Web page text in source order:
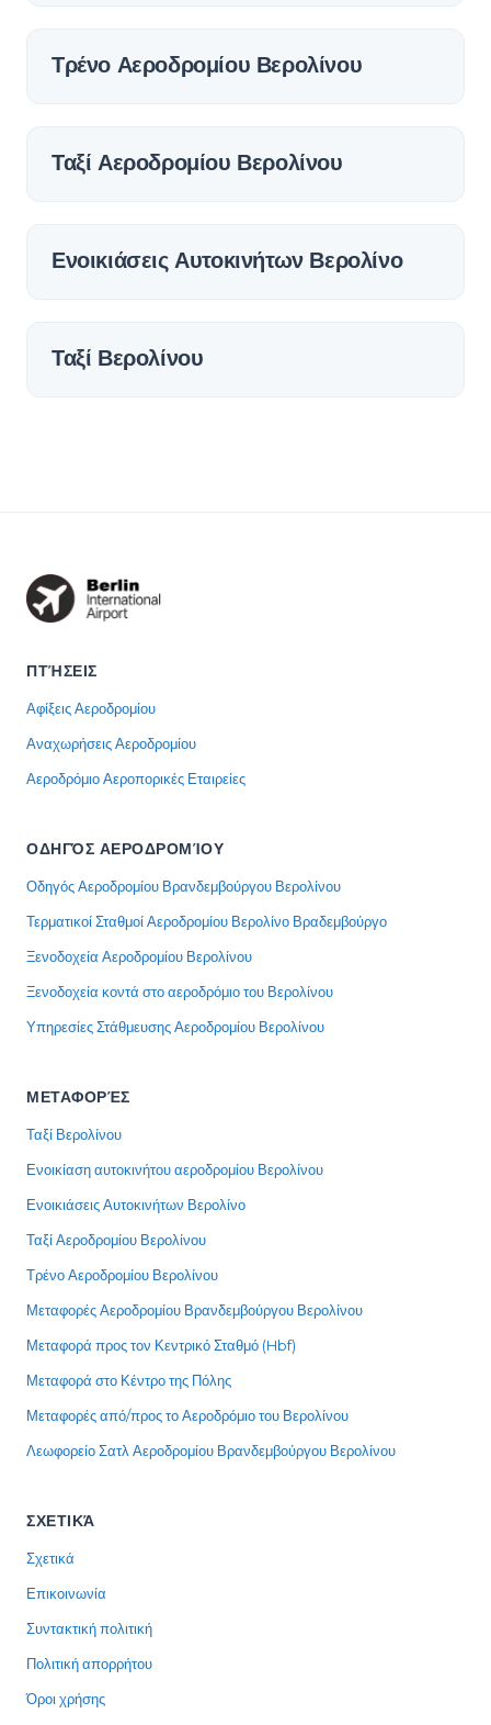
Τρένο Αεροδρομίου Βερολίνου
Ταξί Αεροδρομίου Βερολίνου
Ενοικιάσεις Αυτοκινήτων Βερολίνο
Ταξί Βερολίνου
ΠΤΉΣΕΙΣ
Αφίξεις Αεροδρομίου
Αναχωρήσεις Αεροδρομίου
Αεροδρόμιο Αεροπορικές Εταιρείες
ΟΔΗΓΌΣ ΑΕΡΟΔΡΟΜΊΟΥ
Οδηγός Αεροδρομίου Βρανδεμβούργου Βερολίνου
Τερματικοί Σταθμοί Αεροδρομίου Βερολίνο Βραδεμβούργο
Ξενοδοχεία Αεροδρομίου Βερολίνου
Ξενοδοχεία κοντά στο αεροδρόμιο του Βερολίνου
Υπηρεσίες Στάθμευσης Αεροδρομίου Βερολίνου
ΜΕΤΑΦΟΡΈΣ
Ταξί Βερολίνου
Ενοικίαση αυτοκινήτου αεροδρομίου Βερολίνου
Ενοικιάσεις Αυτοκινήτων Βερολίνο
Ταξί Αεροδρομίου Βερολίνου
Τρένο Αεροδρομίου Βερολίνου
Μεταφορές Αεροδρομίου Βρανδεμβούργου Βερολίνου
Μεταφορά προς τον Κεντρικό Σταθμό (Hbf)
Μεταφορά στο Κέντρο της Πόλης
Μεταφορές από/προς το Αεροδρόμιο του Βερολίνου
Λεωφορείο Σατλ Αεροδρομίου Βρανδεμβούργου Βερολίνου
ΣΧΕΤΙΚΆ
Σχετικά
Επικοινωνία
Συντακτική πολιτική
Πολιτική απορρήτου
Όροι χρήσης